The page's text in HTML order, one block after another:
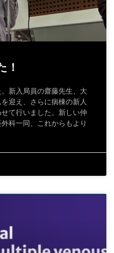
！
新入局員の齋藤先生、大
迎え、さらに病棟の新人
て行いました。新しい仲
科一同、これからもより